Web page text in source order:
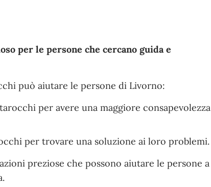
per le persone che cercano guida e
può aiutare le persone di Livorno:
per avere una maggiore consapevolezza
per trovare una soluzione ai loro problemi.
preziose che possono aiutare le persone a